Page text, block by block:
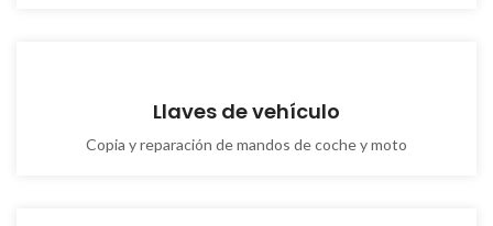
Llaves de vehículo
Copia y reparación de mandos de coche y moto